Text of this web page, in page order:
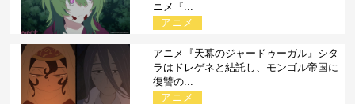
ニメ『...
アニメ
アニメ『天幕のジャードゥーガル』シタ
ラはドレゲネと結託し、モンゴル帝国に
復讐の...
アニメ